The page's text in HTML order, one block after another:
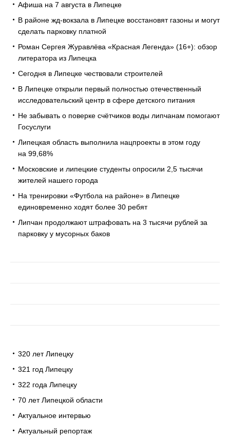
Афиша на 7 августа в Липецке
В районе жд-вокзала в Липецке восстановят газоны и могут
сделать парковку платной
Роман Сергея Журавлёва «Красная Легенда» (16+): обзор
литератора из Липецка
Сегодня в Липецке чествовали строителей
В Липецке открыли первый полностью отечественный
исследовательский центр в сфере детского питания
Не забывать о поверке счётчиков воды липчанам помогают
Госуслуги
Липецкая область выполнила нацпроекты в этом году
на 99,68%
Московские и липецкие студенты опросили 2,5 тысячи
жителей нашего города
На тренировки «Футбола на районе» в Липецке
единовременно ходят более 30 ребят
Липчан продолжают штрафовать на 3 тысячи рублей за
парковку у мусорных баков
320 лет Липецку
321 год Липецку
322 года Липецку
70 лет Липецкой области
Актуальное интервью
Актуальный репортаж